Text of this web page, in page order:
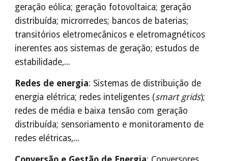
geração eólica; geração fotovoltaica; geração
distribuída; microrredes; bancos de baterias;
transitórios eletromecânicos e eletromagnéticos
inerentes aos sistemas de geração; estudos de
estabilidade,...
Redes de energia: Sistemas de distribuição de
energia elétrica; redes inteligentes (smart grids);
redes de média e baixa tensão com geração
distribuída; sensoriamento e monitoramento de
redes elétricas,...